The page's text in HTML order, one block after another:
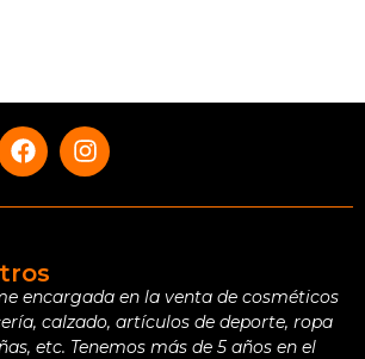
encargada en la venta de cosméticos
calzado, artículos de deporte, ropa
etc. Tenemos más de 5 años en el